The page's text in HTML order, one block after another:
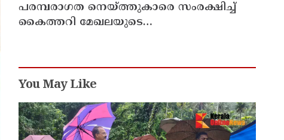
പരമ്പരാഗത നെയ്ത്തുകാരെ സംരക്ഷിച്ച്
കൈത്തറി മേഖലയുടെ
You May Like